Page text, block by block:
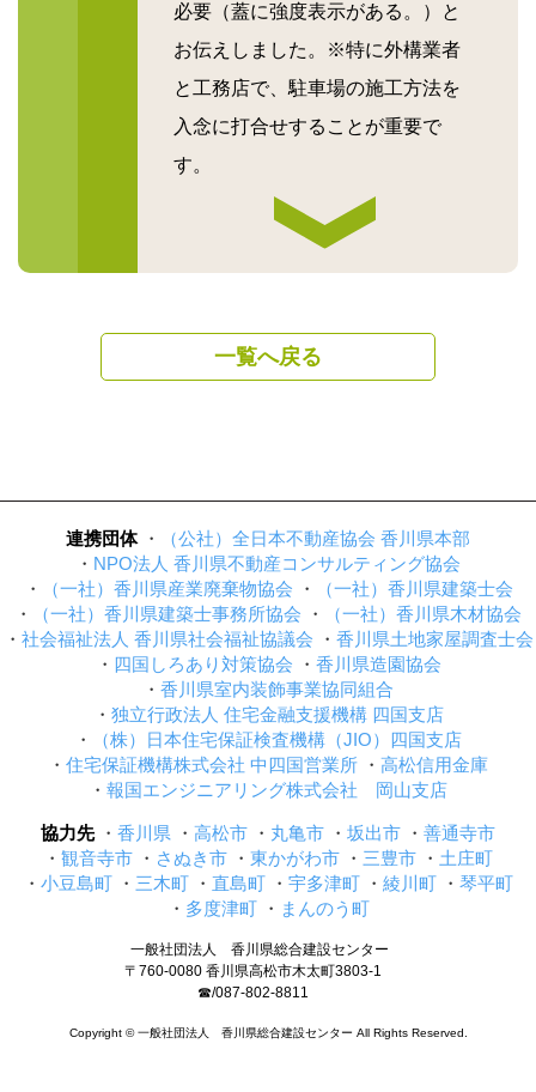
必要（蓋に強度表示がある。）と
お伝えしました。※特に外構業者
と工務店で、駐車場の施工方法を
入念に打合せすることが重要で
す。
一覧へ戻る
連携団体
（公社）全日本不動産協会 香川県本部
NPO法人 香川県不動産コンサルティング協会
（一社）香川県産業廃棄物協会
（一社）香川県建築士会
（一社）香川県建築士事務所協会
（一社）香川県木材協会
社会福祉法人 香川県社会福祉協議会
香川県土地家屋調査士会
四国しろあり対策協会
香川県造園協会
香川県室内装飾事業協同組合
独立行政法人 住宅金融支援機構 四国支店
（株）日本住宅保証検査機構（JIO）四国支店
住宅保証機構株式会社 中四国営業所
高松信用金庫
報国エンジニアリング株式会社 岡山支店
協力先 香川県 高松市 丸亀市 坂出市
善通寺市
観音寺市
さぬき市 東かがわ市 三豊市
土庄町
小豆島町
三木町 直島町 宇多津町 綾川町
琴平町
多度津町
まんのう町
一般社団法人 香川県総合建設センター
〒760-0080 香川県高松市木太町3803-1
☎/087-802-8811
Copyright © 一般社団法人 香川県総合建設センター‪ All Rights Reserved.